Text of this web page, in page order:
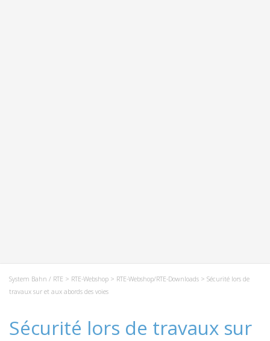
System Bahn / RTE > RTE-Webshop > RTE-Webshop/RTE-Downloads > Sécurité lors de
travaux sur et aux abords des voies
Sécurité lors de travaux sur